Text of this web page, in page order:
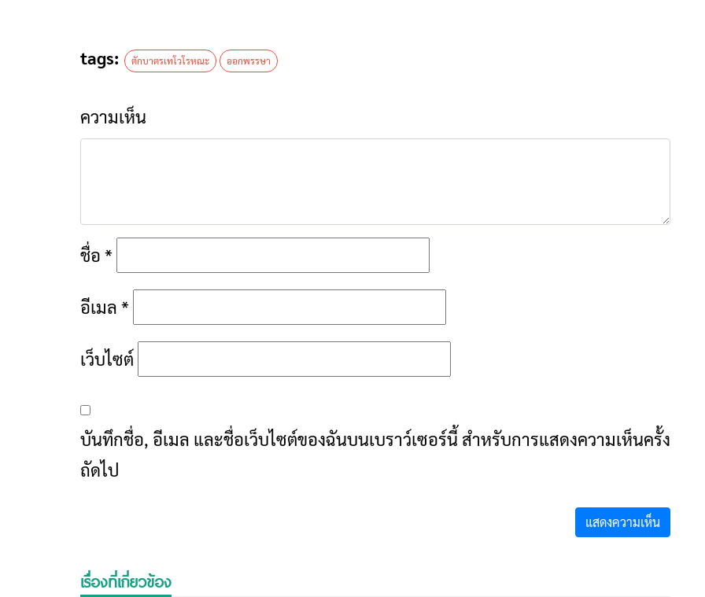
tags: ตักบาตรเทโวโรหณะ ออกพรรษา
ความเห็น
ชื่อ *
อีเมล *
เว็บไซต์
บันทึกชื่อ, อีเมล และชื่อเว็บไซต์ของฉันบนเบราว์เซอร์นี้ สำหรับการแสดงความเห็นครั้ง
ถัดไป
เรื่องที่เกี่ยวข้อง